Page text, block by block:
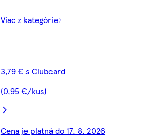
Viac z kategórie
3,79 € s Clubcard
(0,95 €/kus)
Cena je platná do 17. 8. 2026